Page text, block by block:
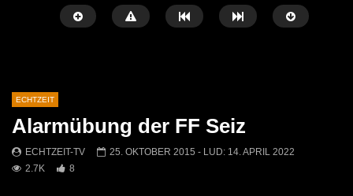
„Spirituelle Reise“ Vocalensemble
ECHTZEIT
Alarmübung der FF Seiz
ECHTZEIT-TV 25. OKTOBER 2015 - LUD: 14. APRIL 2022
2.7K
8